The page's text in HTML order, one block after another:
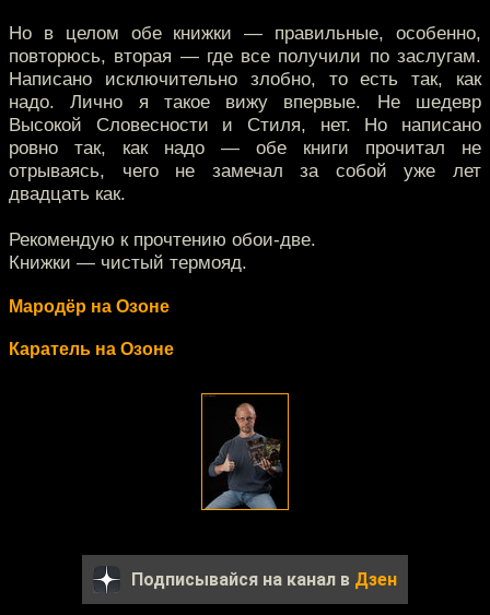
Но в целом обе книжки — правильные, особенно,
повторюсь, вторая — где все получили по заслугам.
Написано исключительно злобно, то есть так, как
надо. Лично я такое вижу впервые. Не шедевр
Высокой Словесности и Стиля, нет. Но написано
ровно так, как надо — обе книги прочитал не
отрываясь, чего не замечал за собой уже лет
двадцать как.
Рекомендую к прочтению обои-две.
Книжки — чистый термояд.
Мародёр на Озоне
Каратель на Озоне
Подписывайся на канал в Дзен